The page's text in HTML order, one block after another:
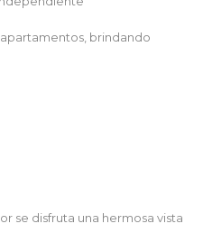
apartamentos, brindando
se disfruta una hermosa vista